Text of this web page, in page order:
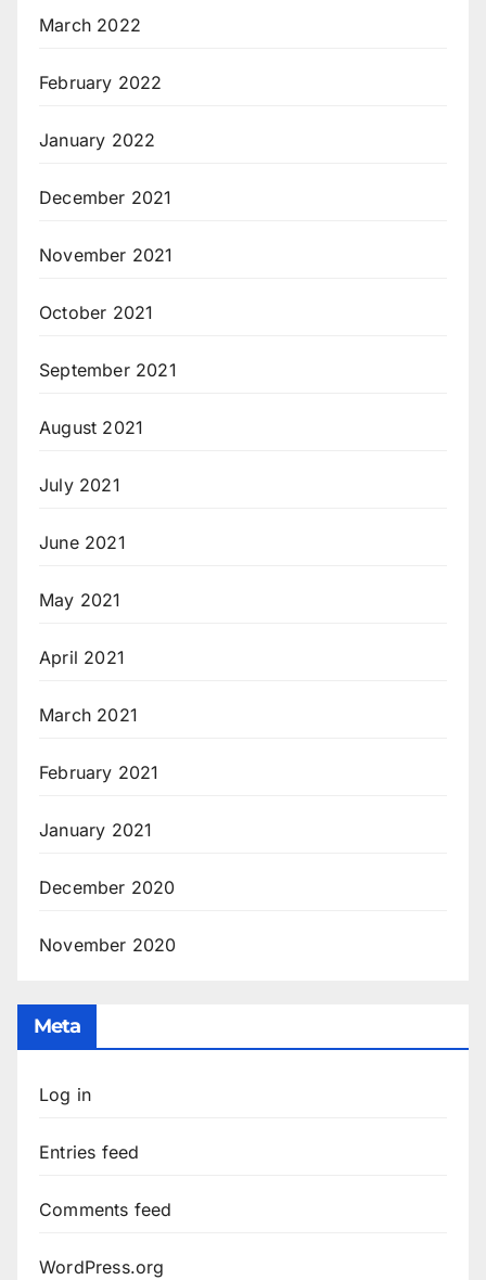
March 2022
February 2022
January 2022
December 2021
November 2021
October 2021
September 2021
August 2021
July 2021
June 2021
May 2021
April 2021
March 2021
February 2021
January 2021
December 2020
November 2020
Meta
Log in
Entries feed
Comments feed
WordPress.org